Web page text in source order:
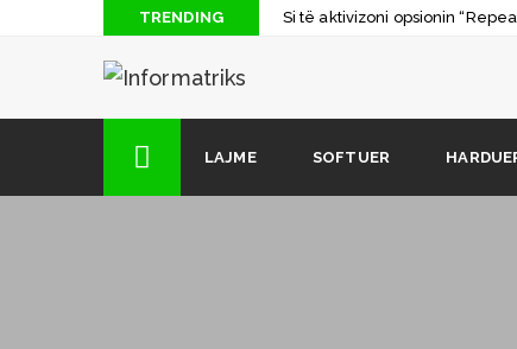
TRENDING
Si të aktivizoni opsionin
Si të digjni një CD apo DVD
LAJME SOFTUER